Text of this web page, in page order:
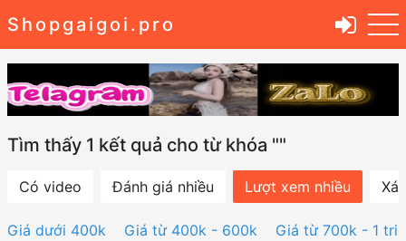
Shopgaigoi.pro
Tìm thấy 1 kết quả cho từ khóa ""
Có video Đánh giá nhiều Lượt xem nhiều
Giá dưới 400k Giá từ 400k - 600k Giá từ 700k - 1